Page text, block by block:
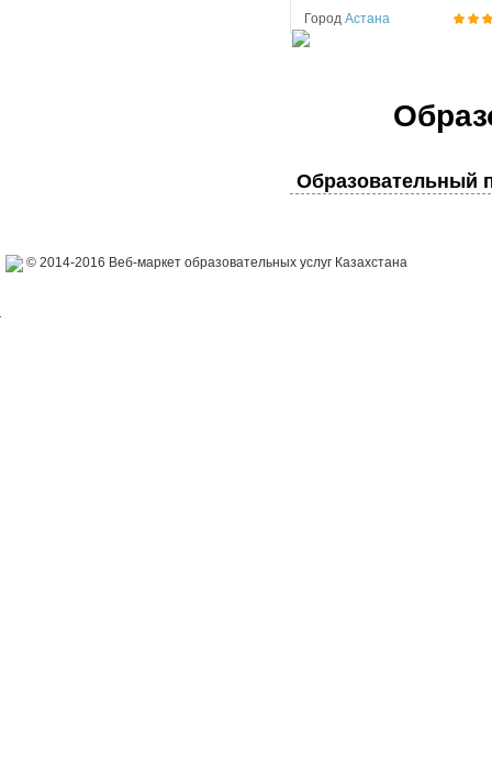
Город Астана
Образовательный
© 2014-2016 Веб-маркет образовательных услуг Казахстана